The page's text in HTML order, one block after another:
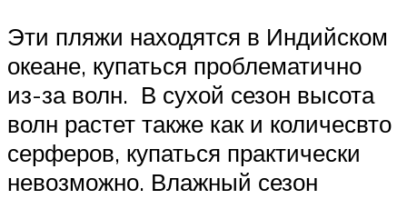
Эти пляжи находятся в Индийском
океане, купаться проблематично
из-за волн. В сухой сезон высота
волн растет также как и количесвто
серферов, купаться практически
невозможно. Влажный сезон